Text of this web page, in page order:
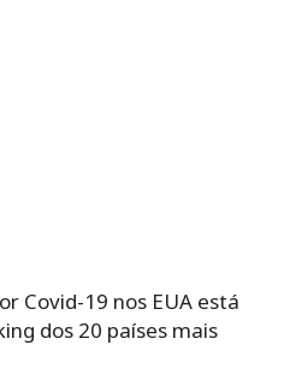
Covid-19 nos EUA está
dos 20 países mais